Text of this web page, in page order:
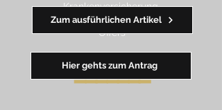
Krankenversicherung
→ wertvolle Rabatte dank Amex
Offers
━━━━━━━
Zum ausführlichen Artikel
Hier gehts zum Antrag